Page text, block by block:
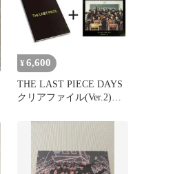
¥ 6,600
THE LAST PIECE DAYS
クリアファイル(Ver.2)付